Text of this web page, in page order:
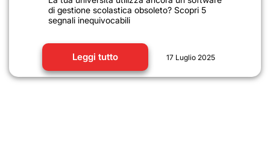
di gestione scolastica obsoleto? Scopri 5
segnali inequivocabili
Leggi tutto 17 Luglio 2025